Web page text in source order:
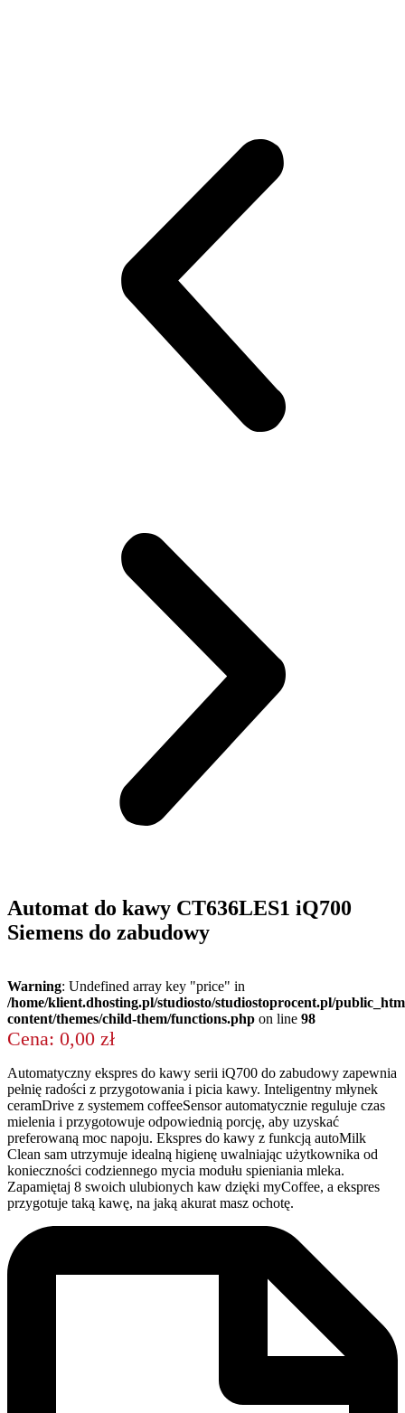
Automat do kawy CT636LES1 iQ700
Siemens do zabudowy
Warning: Undefined array key "price" in
/home/klient.dhosting.pl/studiosto/studiostoprocent.pl/
content/themes/child-them/functions.php on line 98
Cena: 0,00 zł
Automatyczny ekspres do kawy serii iQ700 do zabudowy zapewnia
pełnię radości z przygotowania i picia kawy. Inteligentny młynek
ceramDrive z systemem coffeeSensor automatycznie reguluje czas
mielenia i przygotowuje odpowiednią porcję, aby uzyskać
preferowaną moc napoju. Ekspres do kawy z funkcją autoMilk
Clean sam utrzymuje idealną higienę uwalniając użytkownika od
konieczności codziennego mycia modułu spieniania mleka.
Zapamiętaj 8 swoich ulubionych kaw dzięki myCoffee, a ekspres
przygotuje taką kawę, na jaką akurat masz ochotę.